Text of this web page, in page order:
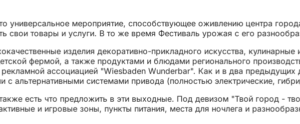
универсальное мероприятие, способствующее оживлению центра
свои товары и услуги. В то же время Фестиваль урожая с его
изделия декоративно-прикладного искусства,
фермой, а также продуктами и блюдами регионального
рекламной ассоциацией "Wiesbaden Wunderbar". Как и в два
с альтернативными системами привода (полностью электрические,
есть что предложить в эти выходные. Под девизом "Твой город -
и игровые зоны, пункты питания, места для ночлега и